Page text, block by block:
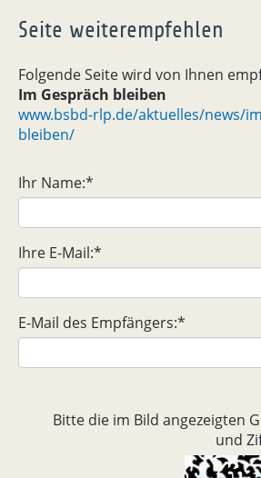
Seite weiterempfehlen
Folgende Seite wird von Ihnen
Im Gespräch bleiben
www.bsbd-rlp.de/aktuelles/news/
bleiben/
Ihr Name:*
Ihre E-Mail:*
E-Mail des Empfängers:*
Bitte die im Bild angezeigten
und